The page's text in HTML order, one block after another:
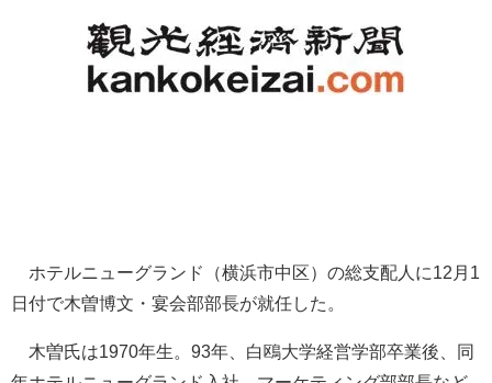
ホテルニューグランド（横浜市中区）の総支配人に12月1
日付で木曽博文・宴会部部長が就任した。
木曽氏は1970年生。93年、白鴎大学経営学部卒業後、同